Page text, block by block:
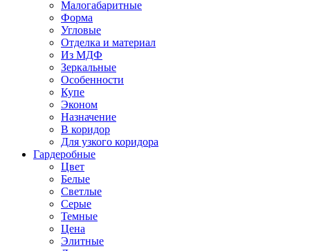
Малогабаритные
Форма
Угловые
Отделка и материал
Из МДФ
Зеркальные
Особенности
Купе
Эконом
Назначение
В коридор
Для узкого коридора
Гардеробные
Цвет
Белые
Светлые
Серые
Темные
Цена
Элитные